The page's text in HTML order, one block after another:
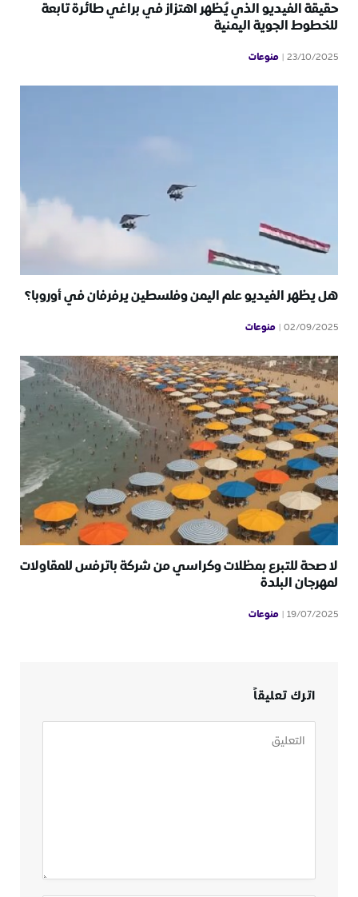
حقيقة الفيديو الذي يُظهر اهتزاز في براغي طائرة تابعة
للخطوط الجوية اليمنية
23/10/2025 منوعات
هل يظهر الفيديو علم اليمن وفلسطين يرفرفان في أوروبا؟
02/09/2025 منوعات
لا صحة للتبرع بمظلات وكراسي من شركة باترفس للمقاولات
لمهرجان البلدة
19/07/2025 منوعات
اترك تعليقاً